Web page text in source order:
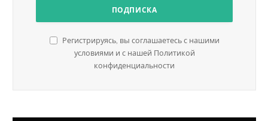
Регистрируясь, вы соглашаетесь с нашими
условиями и с нашей Политикой
конфиденциальности